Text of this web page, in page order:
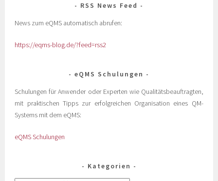
RSS News Feed
News zum eQMS automatisch abrufen:
https://eqms-blog.de/?feed=rss2
eQMS Schulungen
Schulungen für Anwender oder Experten wie Qualitätsbeauftragten,
mit praktischen Tipps zur erfolgreichen Organisation eines QM-
Systems mit dem eQMS:
eQMS Schulungen
Kategorien